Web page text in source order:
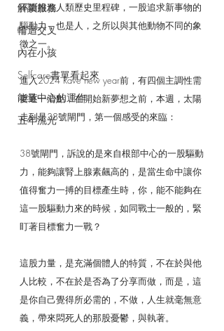
解讀服務
輪迴交叉
內在小孩
Selfcare書單看起來
能量中心的運作
五年流光
不斷推進人類歷史里程碑，一股追求新事物的
驅動力，也是人，之所以與其他動物不同的象
徵之一。
進入2024 Rave new year前，有四個主調性需
要逐一清點，在開始新夢想之前，本週，太陽
走到是38號閘門，第一個感受的來臨：
38號閘門，訴說的是來自根部中心的一股驅動
力，能夠讓腎上腺素飆高的，是當生命中讓你
值得奮力一搏的目標產生時，你，能不能夠在
這一股驅動力來的時候，如同戰士一般的，緊
盯著目標奮力一戰？
這股力量，是充滿個體人的特質，不在於與他
人比較，不在於是否為了分享而做，而是，這
是你自己覺得所必需的，不做，人生就毫無意
義，帶來悶死人的那股憂鬱，與執著。